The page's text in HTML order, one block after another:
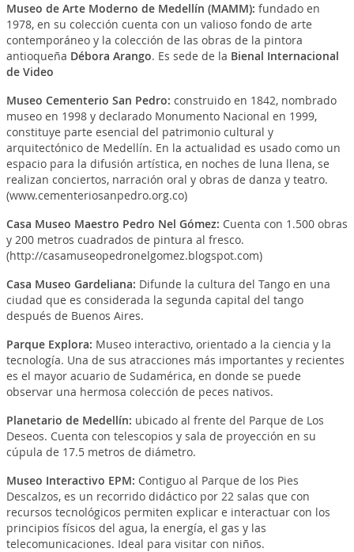
Museo de Arte Moderno de Medellín (MAMM): fundado en
1978, en su colección cuenta con un valioso fondo de arte
contemporáneo y la colección de las obras de la pintora
antioqueña Débora Arango. Es sede de la Bienal Internacional
de Video
Museo Cementerio San Pedro: construido en 1842, nombrado
museo en 1998 y declarado Monumento Nacional en 1999,
constituye parte esencial del patrimonio cultural y
arquitectónico de Medellín. En la actualidad es usado como un
espacio para la difusión artística, en noches de luna llena, se
realizan conciertos, narración oral y obras de danza y teatro.
(www.cementeriosanpedro.org.co)
Casa Museo Maestro Pedro Nel Gómez: Cuenta con 1.500 obras
y 200 metros cuadrados de pintura al fresco.
(http://casamuseopedronelgomez.blogspot.com)
Casa Museo Gardeliana: Difunde la cultura del Tango en una
ciudad que es considerada la segunda capital del tango
después de Buenos Aires.
Parque Explora: Museo interactivo, orientado a la ciencia y la
tecnología. Una de sus atracciones más importantes y recientes
es el mayor acuario de Sudamérica, en donde se puede
observar una hermosa colección de peces nativos.
Planetario de Medellín: ubicado al frente del Parque de Los
Deseos. Cuenta con telescopios y sala de proyección en su
cúpula de 17.5 metros de diámetro.
Museo Interactivo EPM: Contiguo al Parque de los Pies
Descalzos, es un recorrido didáctico por 22 salas que con
recursos tecnológicos permiten explicar e interactuar con los
principios físicos del agua, la energía, el gas y las
telecomunicaciones. Ideal para visitar con niños.